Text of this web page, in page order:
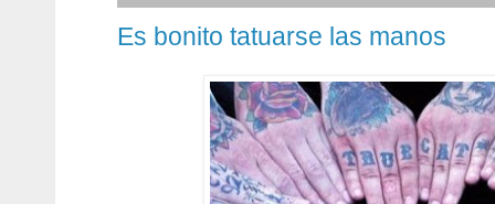
Es bonito tatuarse las manos